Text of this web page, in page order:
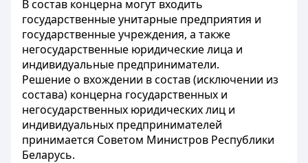
В состав концерна могут входить
государственные унитарные предприятия и
государственные учреждения, а также
негосударственные юридические лица и
индивидуальные предприниматели.
Решение о вхождении в состав (исключении из
состава) концерна государственных и
негосударственных юридических лиц и
индивидуальных предпринимателей
принимается Советом Министров Республики
Беларусь.